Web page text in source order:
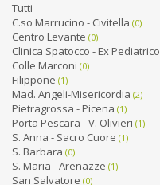
Tutti
C.so Marrucino - Civitella (0)
Centro Levante (0)
Clinica Spatocco - Ex Pediatrico
Colle Marconi (0)
Filippone (1)
Mad. Angeli-Misericordia (2)
Pietragrossa - Picena (1)
Porta Pescara - V. Olivieri (1)
S. Anna - Sacro Cuore (1)
S. Barbara (0)
S. Maria - Arenazze (1)
San Salvatore (0)